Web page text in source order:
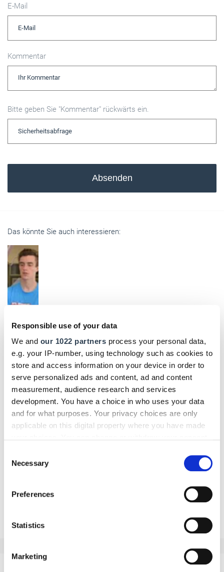
Responsible use of your data
We and our 1022 partners process your personal data,
e.g. your IP-number, using technology such as cookies to
store and access information on your device in order to
serve personalized ads and content, ad and content
measurement, audience research and services
development. You have a choice in who uses your data
and for what purposes. Your privacy choices are only
applicable on this digital property where you have made
the Privacy trigger icon.
Collect information about your geographical location
Identify your device by actively scanning it for
Find out more about how your personal data is processed
and set your preferences in the
Selection
Necessary
Preferences
Statistics
Marketing
E-Mail
Kommentar
Bitte geben Sie "Kommentar" rückwärts ein.
Absenden
Das könnte Sie auch interessieren:
Meisterausbildung mit Karriere-Boost
bei der HwK Koblenz eine freiwillige Zusatzprüfung im Bereich CAD-
Software.